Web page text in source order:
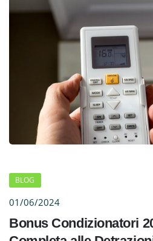
BLOG
01/06/2024
Bonus Condizionatori